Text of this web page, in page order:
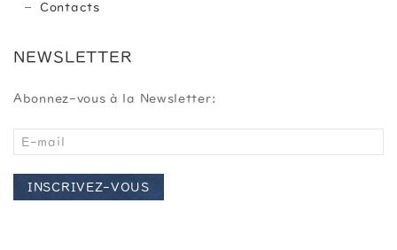
Contacts
NEWSLETTER
Abonnez-vous à la Newsletter:
INSCRIVEZ-VOUS